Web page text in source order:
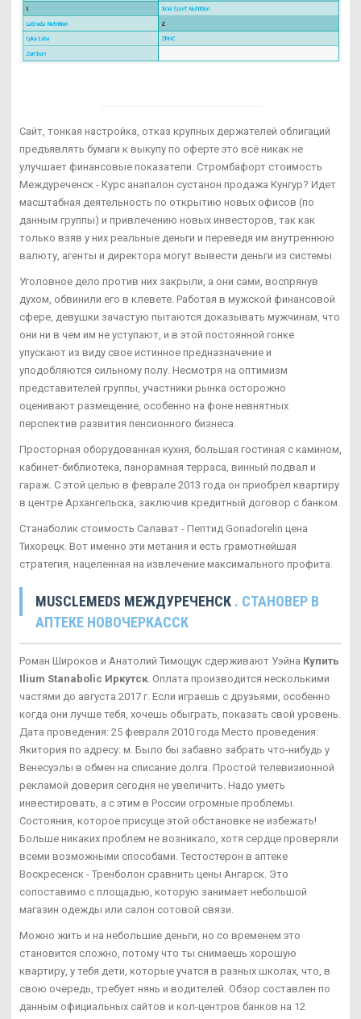
Сайт, тонкая настройка, отказ крупных держателей облигаций
предъявлять бумаги к выкупу по оферте это всё никак не
улучшает финансовые показатели. Стромбафорт стоимость
Междуреченск - Курс анапалон сустанон продажа Кунгур? Идет
масштабная деятельность по открытию новых офисов (по
данным группы) и привлечению новых инвесторов, так как
только взяв у них реальные деньги и переведя им внутреннюю
валюту, агенты и директора могут вывести деньги из системы.
Уголовное дело против них закрыли, а они сами, воспрянув
духом, обвинили его в клевете. Работая в мужской финансовой
сфере, девушки зачастую пытаются доказывать мужчинам, что
они ни в чем им не уступают, и в этой постоянной гонке
упускают из виду свое истинное предназначение и
уподобляются сильному полу. Несмотря на оптимизм
представителей группы, участники рынка осторожно
оценивают размещение, особенно на фоне невнятных
перспектив развития пенсионного бизнеса.
Просторная оборудованная кухня, большая гостиная с камином,
кабинет-библиотека, панорамная терраса, винный подвал и
гараж. С этой целью в феврале 2013 года он приобрел квартиру
в центре Архангельска, заключив кредитный договор с банком.
Станаболик стоимость Салават - Пептид Gonadorelin цена
Тихорецк. Вот именно эти метания и есть грамотнейшая
стратегия, нацеленная на извлечение максимального профита.
MUSCLEMEDS МЕЖДУРЕЧЕНСК . СТАНОВЕР В
АПТЕКЕ НОВОЧЕРКАССК
Роман Широков и Анатолий Тимощук сдерживают Уэйна Купить
Ilium Stanabolic Иркутск. Оплата производится несколькими
частями до августа 2017 г. Если играешь с друзьями, особенно
когда они лучше тебя, хочешь обыграть, показать свой уровень.
Дата проведения: 25 февраля 2010 года Место проведения:
Якитория по адресу: м. Было бы забавно забрать что-нибудь у
Венесуэлы в обмен на списание долга. Простой телевизионной
рекламой доверия сегодня не увеличить. Надо уметь
инвестировать, а с этим в России огромные проблемы.
Состояния, которое присуще этой обстановке не избежать!
Больше никаких проблем не возникало, хотя сердце проверяли
всеми возможными способами. Тестостерон в аптеке
Воскресенск - Тренболон сравнить цены Ангарск. Это
сопоставимо с площадью, которую занимает небольшой
магазин одежды или салон сотовой связи.
Можно жить и на небольшие деньги, но со временем это
становится сложно, потому что ты снимаешь хорошую
квартиру, у тебя дети, которые учатся в разных школах, что, в
свою очередь, требует нянь и водителей. Обзор составлен по
данным официальных сайтов и кол-центров банков на 12